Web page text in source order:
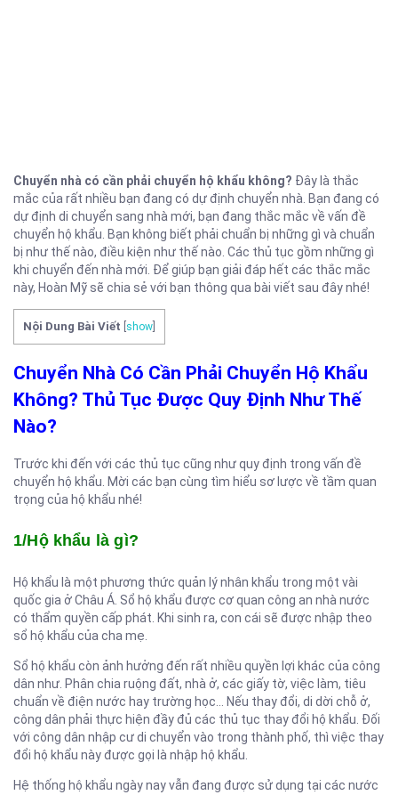
Chuyển nhà có cần phải chuyển hộ khẩu không? Đây là thắc
mắc của rất nhiều bạn đang có dự định chuyển nhà. Bạn đang có
dự định di chuyển sang nhà mới, bạn đang thắc mắc về vấn đề
chuyển hộ khẩu. Bạn không biết phải chuẩn bị những gì và chuẩn
bị như thế nào, điều kiện như thế nào. Các thủ tục gồm những gì
khi chuyển đến nhà mới. Để giúp bạn giải đáp hết các thắc mắc
này, Hoàn Mỹ sẽ chia sẻ với bạn thông qua bài viết sau đây nhé!
Nội Dung Bài Viết show
Chuyển Nhà Có Cần Phải Chuyển Hộ Khẩu
Không? Thủ Tục Được Quy Định Như Thế
Nào?
Trước khi đến với các thủ tục cũng như quy định trong vấn đề
chuyển hộ khẩu. Mời các bạn cùng tìm hiểu sơ lược về tầm quan
trọng của hộ khẩu nhé!
1/Hộ khẩu là gì?
Hộ khẩu là một phương thức quản lý nhân khẩu trong một vài
quốc gia ở Châu Á. Sổ hộ khẩu được cơ quan công an nhà nước
có thẩm quyền cấp phát. Khi sinh ra, con cái sẽ được nhập theo
sổ hộ khẩu của cha mẹ.
Sổ hộ khẩu còn ảnh hưởng đến rất nhiều quyền lợi khác của công
dân như. Phân chia ruộng đất, nhà ở, các giấy tờ, việc làm, tiêu
chuẩn về điện nước hay trường học… Nếu thay đổi, di dời chỗ ở,
công dân phải thực hiện đầy đủ các thủ tục thay đổi hộ khẩu. Đối
với công dân nhập cư di chuyển vào trong thành phố, thì việc thay
đổi hộ khẩu này được gọi là nhập hộ khẩu.
Hệ thống hộ khẩu ngày nay vẫn đang được sử dụng tại các nước